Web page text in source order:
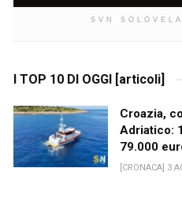
SVN
I TOP 10 DI OGGI [articoli]
Croazia,
Adriatico:
79.000
[CRONACA] 3